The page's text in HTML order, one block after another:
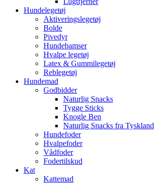
Hundelegetøj
Aktiveringslegetøj
Bolde
Pivedyr
Hundebamser
Hvalpe legetøj
Latex & Gummilegetøj
Reblegetøj
Hundemad
Godbidder
Naturlig Snacks
Tygge Sticks
Knogle Ben
Naturlig Snacks fra Tyskland
Hundefoder
Hvalpefoder
Vådfoder
Fodertilskud
Kat
Kattemad